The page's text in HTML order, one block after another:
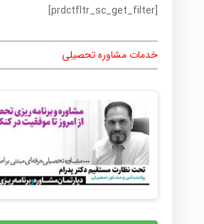
[prdctfltr_sc_get_filter]
خدمات مشاوره تحصیلی